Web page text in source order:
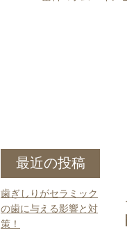
最近の投稿
歯ぎしりがセラミック
の歯に与える影響と対
策！